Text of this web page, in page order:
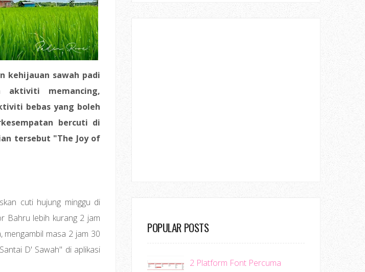
kehijauan sawah padi
aktiviti memancing,
bebas yang boleh
bercuti di
tersebut "The Joy of
cuti hujung minggu di
Bahru lebih kurang 2 jam
mengambil masa 2 jam 30
D' Sawah" di aplikasi
POPULAR POSTS
2 Platform Font Percuma